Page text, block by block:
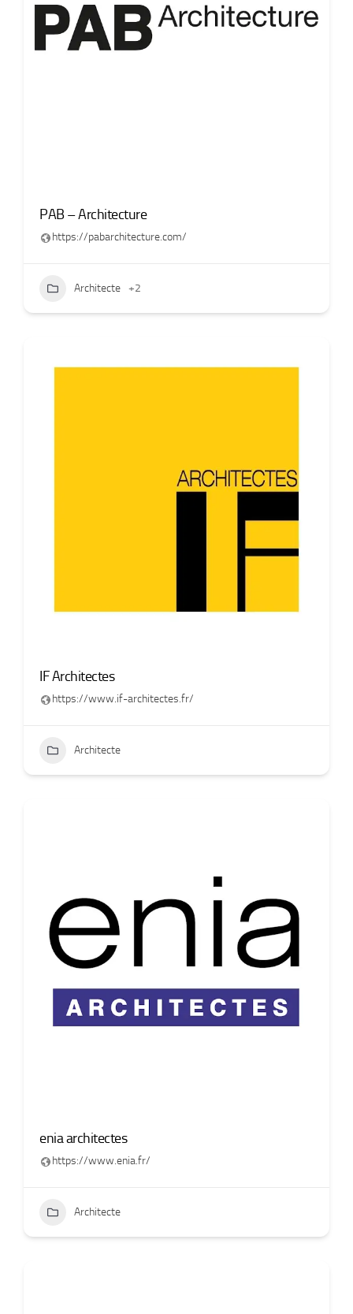
PAB – Architecture
https://pabarchitecture.com/
Architecte +2
IF Architectes
https://www.if-architectes.fr/
Architecte
enia architectes
https://www.enia.fr/
Architecte